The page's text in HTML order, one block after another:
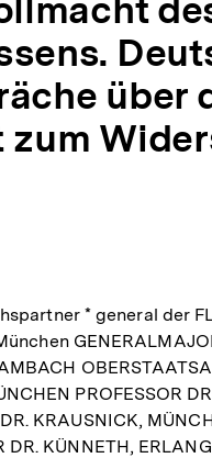
über
zum
* general der
PROFESSOR
KRAUSNICK,
DR. KÜNNETH,